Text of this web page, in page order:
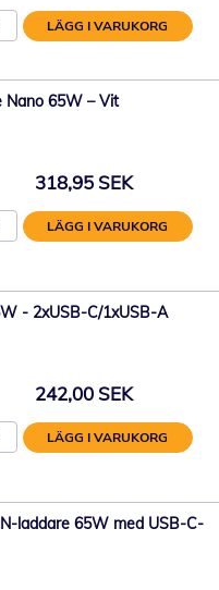
LÄGG I VARUKORG
Nano 65W – Vit
318,95 SEK
LÄGG I VARUKORG
- 2xUSB-C/1xUSB-A
242,00 SEK
LÄGG I VARUKORG
laddare 65W med USB-C-